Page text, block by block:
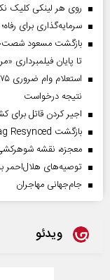
روی هر لینکی کلیک
سرمایه‌گذاری برای
بازگشت مسعود شصت‌چی
تا پایان فیلمبرداری
نتیجه درخواست
اجیر کردن قاتل
بازگشت Black Flag Resynced خبری جذاب برای دوستداران بازی
معجزه، نقشه
توصیه‌های هلال‌احمر
جام‌جهانی مهاجران
ویدئو